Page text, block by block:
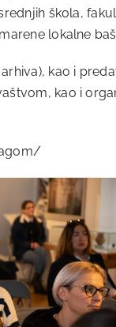
škola,
lokalne
kao i
kao i